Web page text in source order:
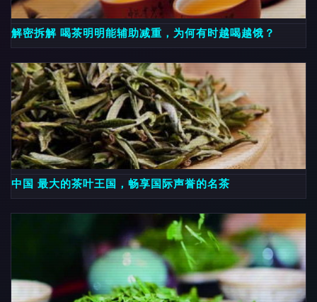
解密拆解 喝茶明明能辅助减重，为何有时越喝越饿？
中国 最大的茶叶王国，畅享国际声誉的名茶